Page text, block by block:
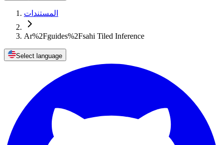
المستندات
Ar%2Fguides%2Fsahi Tiled Inference
Select language